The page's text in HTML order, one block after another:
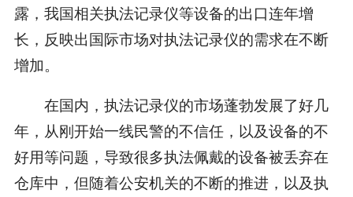
露，我国相关执法记录仪等设备的出口连年增
长，反映出国际市场对执法记录仪的需求在不断
增加。
在国内，执法记录仪的市场蓬勃发展了好几
年，从刚开始一线民警的不信任，以及设备的不
好用等问题，导致很多执法佩戴的设备被丢弃在
仓库中，但随着公安机关的不断的推进，以及执